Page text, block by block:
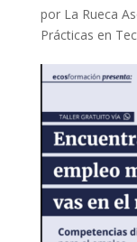
por La Rueca
Prácticas en